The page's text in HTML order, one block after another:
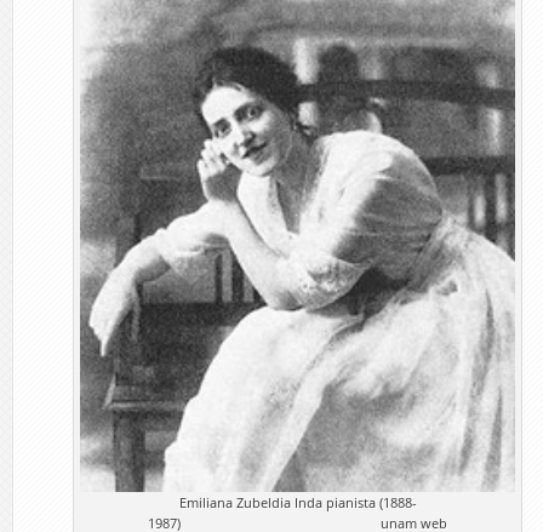
Emiliana Zubeldia Inda pianista (1888-
1987) unam web